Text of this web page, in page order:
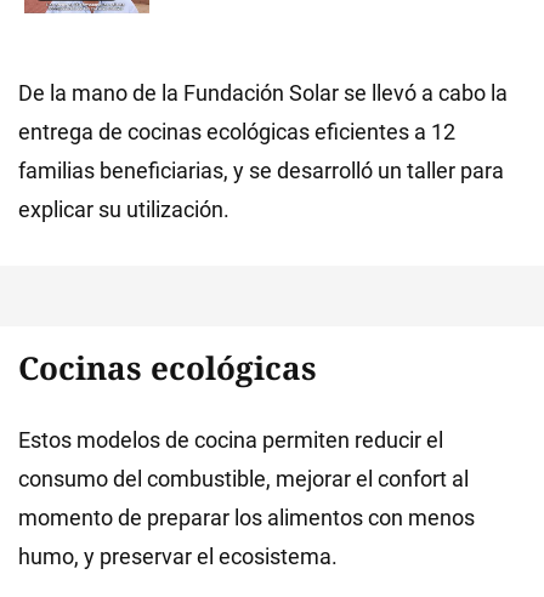
De la mano de la Fundación Solar se llevó a cabo la
entrega de cocinas ecológicas eficientes a 12
familias beneficiarias, y se desarrolló un taller para
explicar su utilización.
Cocinas ecológicas
Estos modelos de cocina permiten reducir el
consumo del combustible, mejorar el confort al
momento de preparar los alimentos con menos
humo, y preservar el ecosistema.